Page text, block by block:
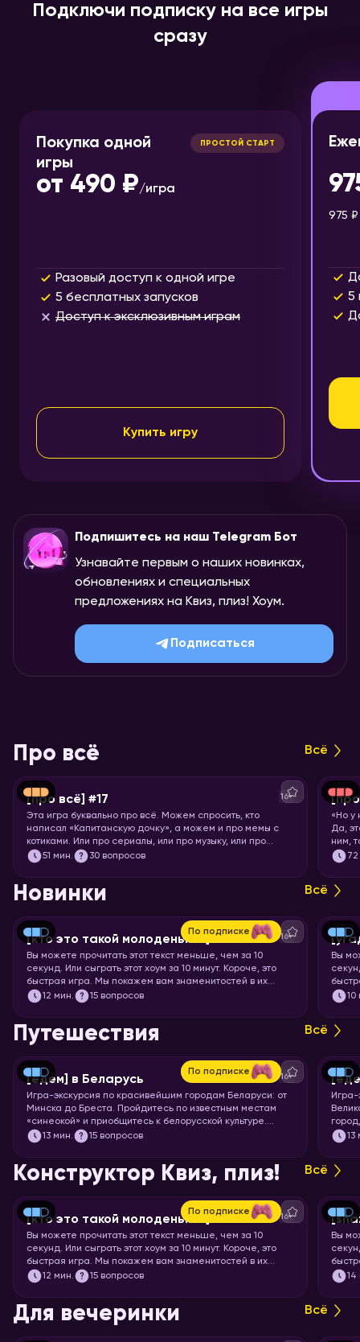
Подключи подписку на все игры
сразу
Покупка одной
игры
ПРОСТОЙ СТАРТ
от 490 ₽/игра
Разовый доступ к одной игре
5 бесплатных запусков
Доступ к эксклюзивным играм
Купить игру
975 ₽
5
Подпишитесь на наш Telegram Бот
Узнавайте первым о наших новинках,
обновлениях и специальных
предложениях на Квиз, плиз! Хоум.
Подписаться
Про всё Всё
[про всё] #17 16+
Эта игра буквально про всё. Можем спросить, кто
написал «Капитанскую дочку», а можем и про мемы с
котиками. Или про сериалы, или про музыку, или про
технологии. Короче, никаких специфических знаний не
кругозор. Погнали играть!
51 мин. 30 вопросов
[про
«Но у
Да,
ним,
72
Новинки Всё
По подписке
[кто это такой молоденький] #5 16+
Вы можете прочитать этот текст меньше, чем за 10
секунд. Или сыграть этот хоум за 10 минут. Короче, это
быстрая игра. Мы покажем вам знаменитостей в их
раннем возрасте, а ваша задача – узнать их.
12 мин. 15 вопросов
Вы
10
Путешествия Всё
По подписке
[едем] в Беларусь 16+
Игра-экскурсия по красивейшим городам Беларуси: от
Минска до Бреста. Пройдитесь по известным местам
«синеокой» и приобщитесь к белорусской культуре.
Скорее запускайте хоум!
13 мин. 15 вопросов
Игра-
13
Конструктор Квиз, плиз! Всё
По подписке
[кто это такой молоденький] #5 16+
Вы можете прочитать этот текст меньше, чем за 10
секунд. Или сыграть этот хоум за 10 минут. Короче, это
быстрая игра. Мы покажем вам знаменитостей в их
раннем возрасте, а ваша задача – узнать их.
12 мин. 15 вопросов
Вы
14
Для вечеринки Всё